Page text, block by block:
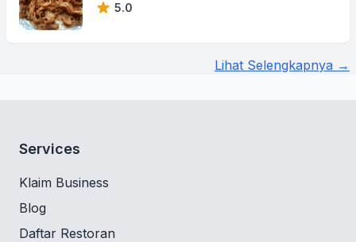
5.0
Lihat Selengkapnya →
Services
Klaim Business
Blog
Daftar Restoran